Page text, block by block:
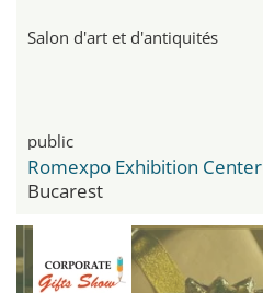
Salon d'art et d'antiquités
public
Romexpo Exhibition Center
Bucarest